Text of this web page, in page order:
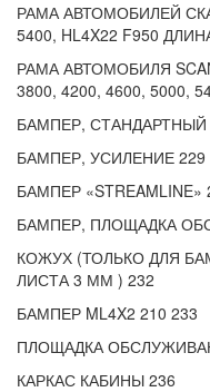
РАМА АВТОМОБИЛЕЙ
5400, HL4X22 F950
РАМА АВТОМОБИЛЯ
3800, 4200, 4600, 5000,
БАМПЕР, СТАНДАРТНЫЙ
БАМПЕР, УСИЛЕНИЕ 229
БАМПЕР «STREAMLINE»
БАМПЕР, ПЛОЩАДКА
КОЖУХ (ТОЛЬКО ДЛЯ
ЛИСТА 3 ММ ) 232
БАМПЕР ML4X2 210 233
ПЛОЩАДКА
КАРКАС КАБИНЫ 236